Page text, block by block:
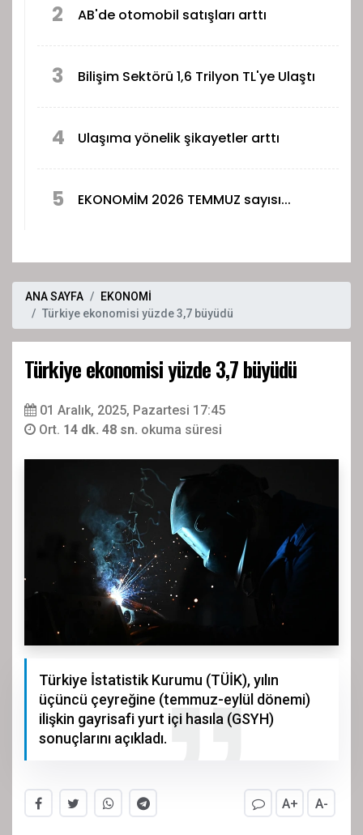
2 AB'de otomobil satışları arttı
3 Bilişim Sektörü 1,6 Trilyon TL'ye Ulaştı
4 Ulaşıma yönelik şikayetler arttı
5 EKONOMİM 2026 TEMMUZ sayısı...
ANA SAYFA
EKONOMİ
Türkiye ekonomisi yüzde 3,7 büyüdü
Türkiye ekonomisi yüzde 3,7 büyüdü
01 Aralık, 2025, Pazartesi 17:45
Ort. 14 dk. 48 sn. okuma süresi
Türkiye İstatistik Kurumu (TÜİK), yılın
üçüncü çeyreğine (temmuz-eylül dönemi)
ilişkin gayrisafi yurt içi hasıla (GSYH)
sonuçlarını açıkladı.
A+ A-